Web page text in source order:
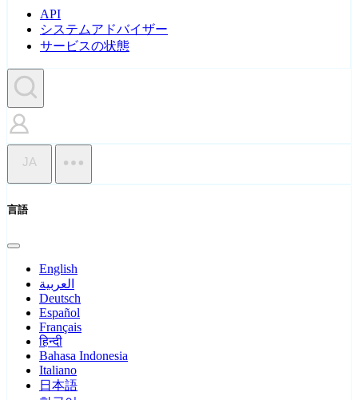
API
システムアドバイザー
サービスの状態
JA
言語
English
العربية
Deutsch
Español
Français
हिन्दी
Bahasa Indonesia
Italiano
日本語